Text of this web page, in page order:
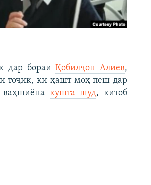
дар бораиҚобилҷон Алиев,
тоҷик, ки ҳашт моҳ пеш дар
ваҳшиёна кушта шуд, китоб